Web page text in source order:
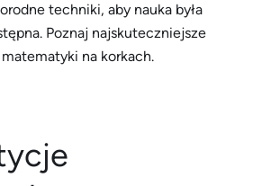
techniki, aby nauka była
Poznaj najskuteczniejsze
na korkach.